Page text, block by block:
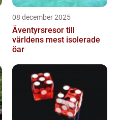
08 december 2025
Äventyrsresor till
världens mest isolerade
öar